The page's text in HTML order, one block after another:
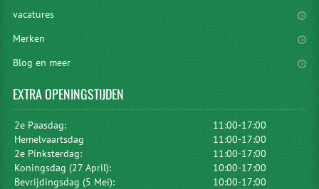
vacatures
Merken
Blog en meer
EXTRAOPENINGSTIJDEN
2e Paasdag:
11:00-17:00
Hemelvaartsdag
11:00-17:00
2e Pinksterdag:
11:00-17:00
Koningsdag (27 April):
10:00-17:00
Bevrijdingsdag (5 Mei):
10:00-17:00